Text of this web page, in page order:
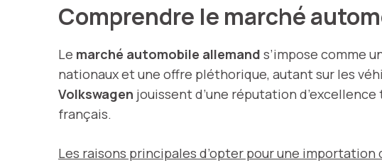
Comprendre le marché
Le marché automobile allemand s’impose comme
nationaux et une offre pléthorique, autant sur les
Volkswagen jouissent d’une réputation
français.
Les raisons principales d’opter pour une importation